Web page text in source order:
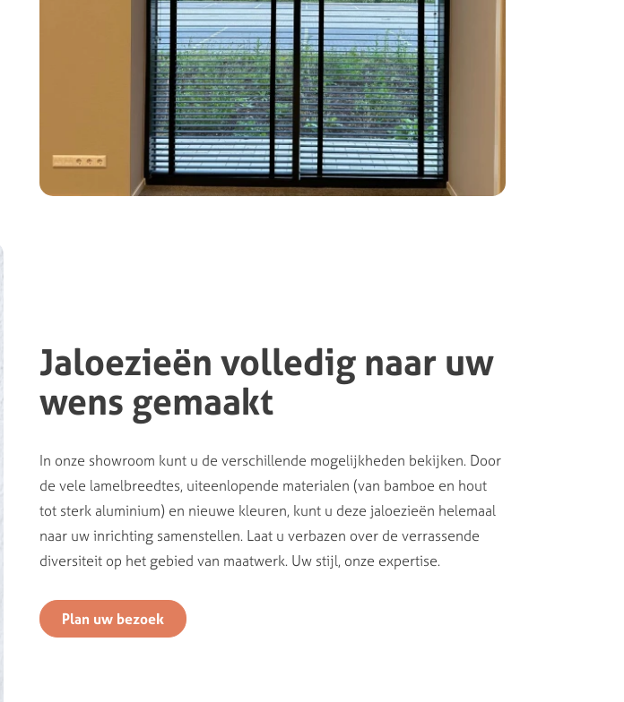
Jaloezieën volledig naar uw
wens gemaakt
In onze showroom kunt u de verschillende mogelijkheden bekijken. Door
de vele lamelbreedtes, uiteenlopende materialen (van bamboe en hout
tot sterk aluminium) en nieuwe kleuren, kunt u deze jaloezieën helemaal
naar uw inrichting samenstellen. Laat u verbazen over de verrassende
diversiteit op het gebied van maatwerk. Uw stijl, onze expertise.
Plan uw bezoek